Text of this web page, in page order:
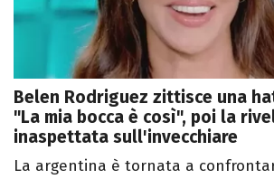
Belen Rodriguez zittisce una
"La mia bocca è così", poi la
inaspettata sull'invecchiare
La argentina è tornata a